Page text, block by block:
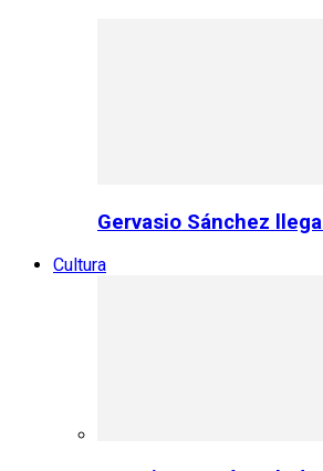
Gervasio Sánchez
Cultura